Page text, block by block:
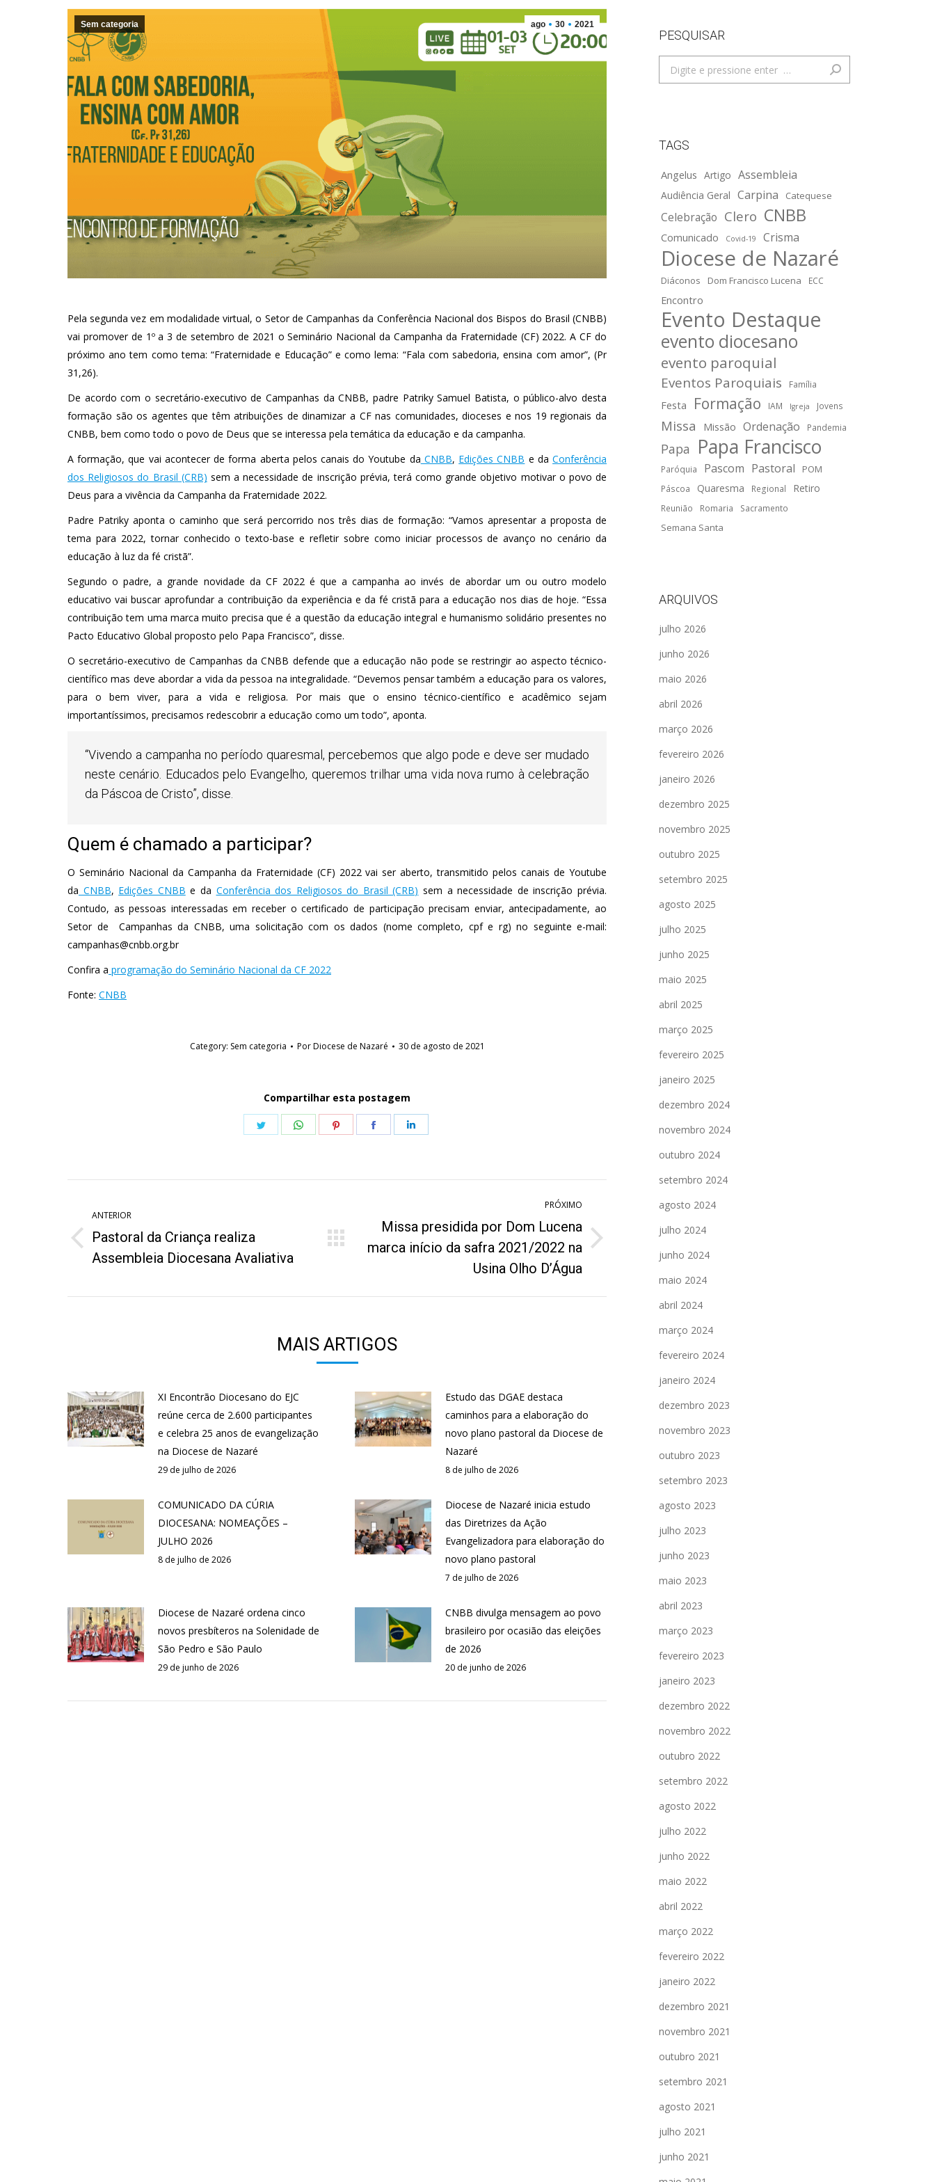
ago 30 2021
Sem categoria
Pela segunda vez em modalidade virtual, o Setor de Campanhas da Conferência Nacional dos Bispos do Brasil (CNBB)
vai promover de 1º a 3 de setembro de 2021 o Seminário Nacional da Campanha da Fraternidade (CF) 2022. A CF do
próximo ano tem como tema: “Fraternidade e Educação” e como lema: “Fala com sabedoria, ensina com amor”, (Pr
31,26).
De acordo com o secretário-executivo de Campanhas da CNBB, padre Patriky Samuel Batista, o público-alvo desta
formação são os agentes que têm atribuições de dinamizar a CF nas comunidades, dioceses e nos 19 regionais da
CNBB, bem como todo o povo de Deus que se interessa pela temática da educação e da campanha.
A formação, que vai acontecer de forma aberta pelos canais do Youtube da CNBB, Edições CNBB e daConferência
dos Religiosos do Brasil (CRB) sem a necessidade de inscrição prévia, terá como grande objetivo motivar o povo de
Deus para a vivência da Campanha da Fraternidade 2022.
Padre Patriky aponta o caminho que será percorrido nos três dias de formação: “Vamos apresentar a proposta de
tema para 2022, tornar conhecido o texto-base e refletir sobre como iniciar processos de avanço no cenário da
educação à luz da fé cristã”.
Segundo o padre, a grande novidade da CF 2022 é que a campanha ao invés de abordar um ou outro modelo
educativo vai buscar aprofundar a contribuição da experiência e da fé cristã para a educação nos dias de hoje. “Essa
contribuição tem uma marca muito precisa que é a questão da educação integral e humanismo solidário presentes no
Pacto Educativo Global proposto pelo Papa Francisco”, disse.
O secretário-executivo de Campanhas da CNBB defende que a educação não pode se restringir ao aspecto técnico-
científico mas deve abordar a vida da pessoa na integralidade. “Devemos pensar também a educação para os valores,
para o bem viver, para a vida e religiosa. Por mais que o ensino técnico-científico e acadêmico sejam
importantíssimos, precisamos redescobrir a educação como um todo”, aponta.
“Vivendo a campanha no período quaresmal, percebemos que algo pode e deve ser mudado
neste cenário. Educados pelo Evangelho, queremos trilhar uma vida nova rumo à celebração
da Páscoa de Cristo”, disse.
Quem é chamado a participar?
O Seminário Nacional da Campanha da Fraternidade (CF) 2022 vai ser aberto, transmitido pelos canais de Youtube
da CNBB, Edições CNBB e da Conferência dos Religiosos do Brasil (CRB) sem a necessidade de inscrição prévia.
Contudo, as pessoas interessadas em receber o certificado de participação precisam enviar, antecipadamente, ao
Setor de Campanhas da CNBB, uma solicitação com os dados (nome completo, cpf e rg) no seguinte e-mail:
campanhas@cnbb.org.br
Confira a programação do Seminário Nacional da CF 2022
Fonte: CNBB
Category: Sem categoria PorDiocese de Nazaré 30 de agosto de 2021
Compartilhar esta postagem
Share Share
Share
Share
de
post:
ANTERIOR
Post
anterior:
Pastoral da Criança realiza
Assembleia Diocesana Avaliativa
PRÓXIMO
Próximo
Missa presidida por Dom Lucena
marca início da safra 2021/2022 na
Usina Olho D’Água
MAIS ARTIGOS
XI Encontrão Diocesano do EJC
reúne cerca de 2.600 participantes
e celebra 25 anos de evangelização
na Diocese de Nazaré
29 de julho de 2026
Estudo das DGAE destaca
caminhos para a elaboração do
novo plano pastoral da Diocese de
Nazaré
8 de julho de 2026
COMUNICADO DA CÚRIA
DIOCESANA: NOMEAÇÕES –
JULHO 2026
8 de julho de 2026
Diocese de Nazaré inicia estudo
das Diretrizes da Ação
Evangelizadora para elaboração do
novo plano pastoral
7 de julho de 2026
Diocese de Nazaré ordena cinco
novos presbíteros na Solenidade de
São Pedro e São Paulo
29 de junho de 2026
CNBB divulga mensagem ao povo
brasileiro por ocasião das eleições
de 2026
20 de junho de 2026
PESQUISAR
Search:
TAGS
Angelus Artigo Assembleia
Audiência Geral Carpina Catequese
Celebração Clero CNBB
Comunicado Covid-19 Crisma
Diocese de Nazaré
Diáconos Dom Francisco Lucena ECC
Encontro
Evento Destaque
evento diocesano
evento paroquial
Eventos Paroquiais Família
Festa Formação IAM Igreja Jovens
Missa Missão Ordenação Pandemia
Papa Papa Francisco
Paróquia Pascom Pastoral POM
Páscoa Quaresma Regional Retiro
Reunião Romaria Sacramento
Semana Santa
ARQUIVOS
julho 2026
junho 2026
maio 2026
abril 2026
março 2026
fevereiro 2026
janeiro 2026
dezembro 2025
novembro 2025
outubro 2025
setembro 2025
agosto 2025
julho 2025
junho 2025
maio 2025
abril 2025
março 2025
fevereiro 2025
janeiro 2025
dezembro 2024
novembro 2024
outubro 2024
setembro 2024
agosto 2024
julho 2024
junho 2024
maio 2024
abril 2024
março 2024
fevereiro 2024
janeiro 2024
dezembro 2023
novembro 2023
outubro 2023
setembro 2023
agosto 2023
julho 2023
junho 2023
maio 2023
abril 2023
março 2023
fevereiro 2023
janeiro 2023
dezembro 2022
novembro 2022
outubro 2022
setembro 2022
agosto 2022
julho 2022
junho 2022
maio 2022
abril 2022
março 2022
fevereiro 2022
janeiro 2022
dezembro 2021
novembro 2021
outubro 2021
setembro 2021
agosto 2021
julho 2021
junho 2021